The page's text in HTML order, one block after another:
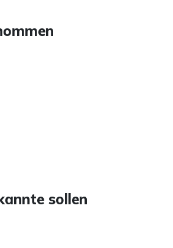
sollen